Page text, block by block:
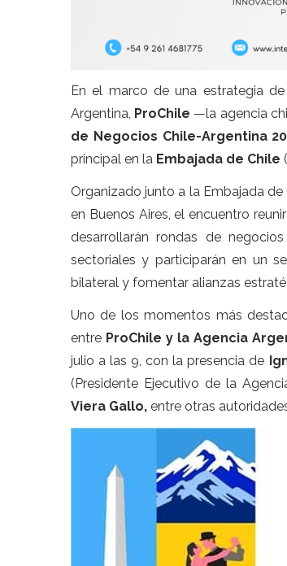
En el marco de una estrategia
Argentina, ProChile —la agencia
de Negocios Chile-Argentina
principal en la Embajada de Chile
Organizado junto a la Embajada
en Buenos Aires, el encuentro
desarrollarán rondas de
sectoriales y participarán en un
bilateral y fomentar alianzas
Uno de los momentos más
entre ProChile y la Agencia
julio a las 9, con la presencia de
(Presidente Ejecutivo de la
Viera Gallo, entre otras